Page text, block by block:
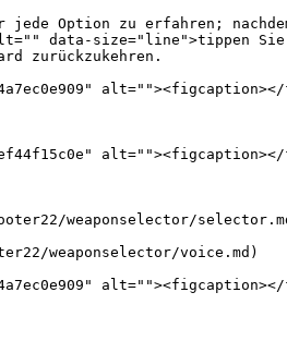
jede Option zu erfahren;
data-size="line">tippen
zurückzukehren.
weaponselector/
weaponselector/voice.md)